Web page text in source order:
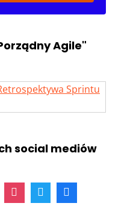
Agile"
social mediów